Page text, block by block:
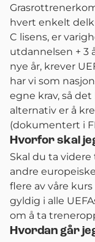
hvert enkelt
C lisens, er
utdannelsen + 3
nye år, krever
har vi som
egne krav, så
alternativ er å
(dokumentert i
Hvorfor skal
Skal du ta
andre
flere av våre kurs
gyldig i alle
om å ta
Hvordan går